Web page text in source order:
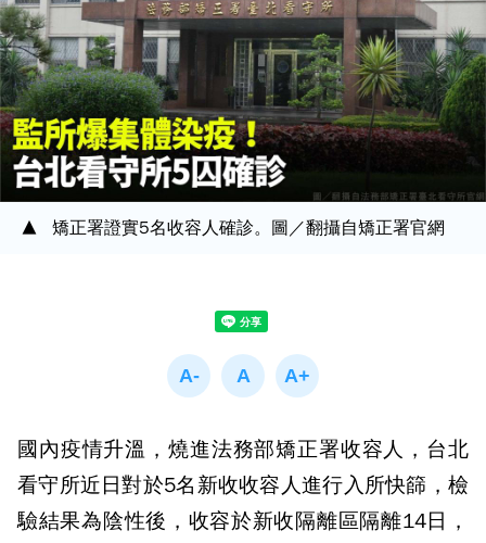
矯正署證實5名收容人確診。圖／翻攝自矯正署官網
國內疫情升溫，燒進法務部矯正署收容人，台北
看守所近日對於5名新收收容人進行入所快篩，檢
驗結果為陰性後，收容於新收隔離區隔離14日，